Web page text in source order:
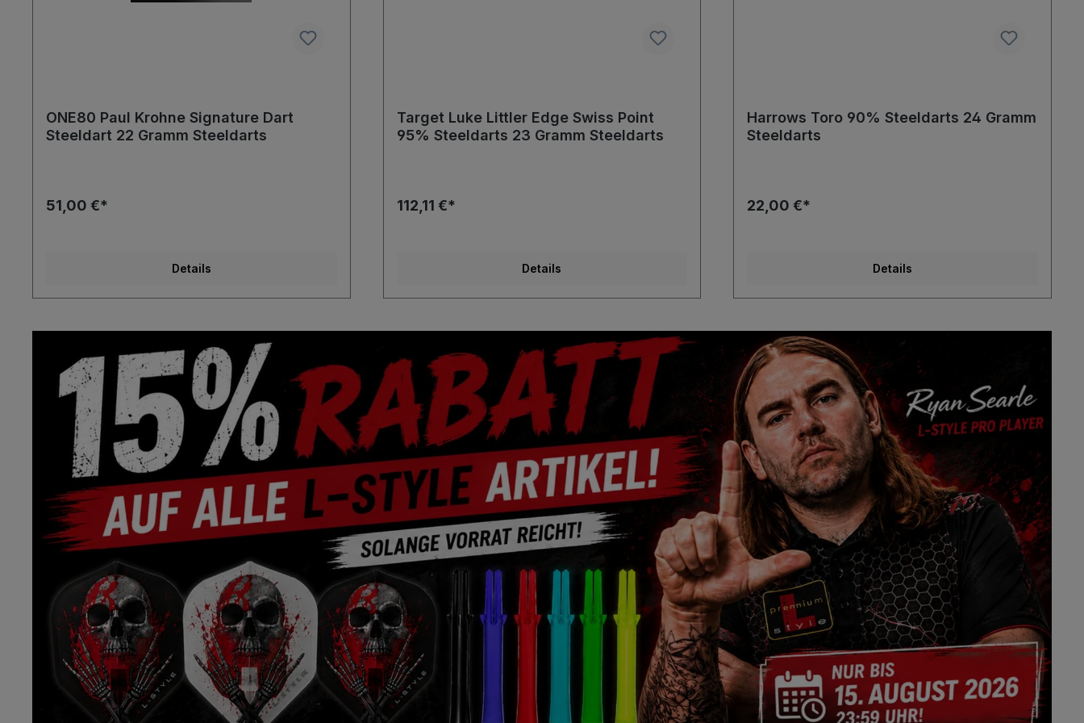
ONE80 Paul Krohne Signature Dart
Steeldart 22 Gramm Steeldarts
51,00 €*
Details
Target Luke Littler Edge Swiss Point
95% Steeldarts 23 Gramm Steeldarts
112,11 €*
Details
Harrows Toro 90% Steeldarts 24 Gramm
Steeldarts
22,00 €*
Details